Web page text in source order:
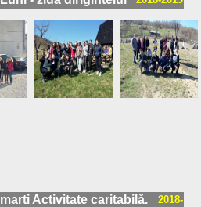
marti Activitate caritabilă.
2018-